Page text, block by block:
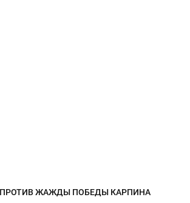
ЖАЖДЫ ПОБЕДЫ КАРПИНА